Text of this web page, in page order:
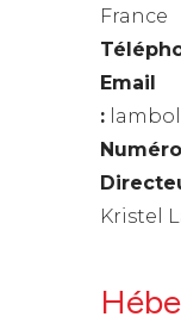
France
Email
:
Numéro
Kristel